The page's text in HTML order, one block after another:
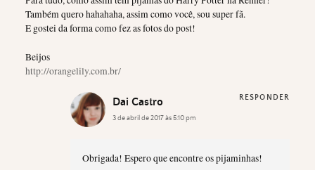
Também quero hahahaha, assim como você, sou super fã.
E gostei da forma como fez as fotos do post!
Beijos
http://orangelily.com.br/
Dai Castro
3 de abril de 2017 às 5:10 pm
Obrigada! Espero que encontre os pijaminhas!
RESPONDER